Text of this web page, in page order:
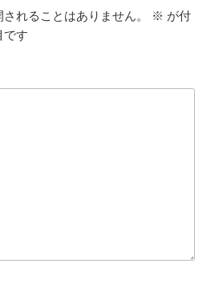
れることはありません。 ※ が付
です